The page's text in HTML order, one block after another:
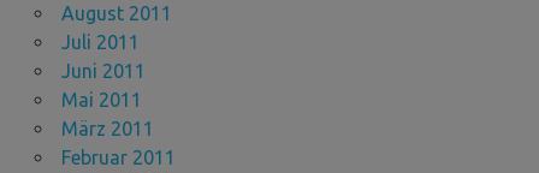
August 2011
Juli 2011
Juni 2011
Mai 2011
März 2011
Februar 2011